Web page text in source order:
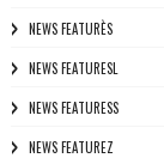
NEWS FEATURÈS
NEWS FEATURESL
NEWS FEATURESS
NEWS FEATUREZ